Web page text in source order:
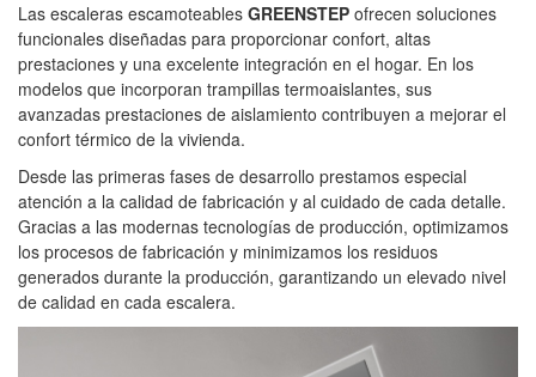
Las escaleras escamoteables GREENSTEP ofrecen soluciones
funcionales diseñadas para proporcionar confort, altas
prestaciones y una excelente integración en el hogar. En los
modelos que incorporan trampillas termoaislantes, sus
avanzadas prestaciones de aislamiento contribuyen a mejorar el
confort térmico de la vivienda.
Desde las primeras fases de desarrollo prestamos especial
atención a la calidad de fabricación y al cuidado de cada detalle.
Gracias a las modernas tecnologías de producción, optimizamos
los procesos de fabricación y minimizamos los residuos
generados durante la producción, garantizando un elevado nivel
de calidad en cada escalera.